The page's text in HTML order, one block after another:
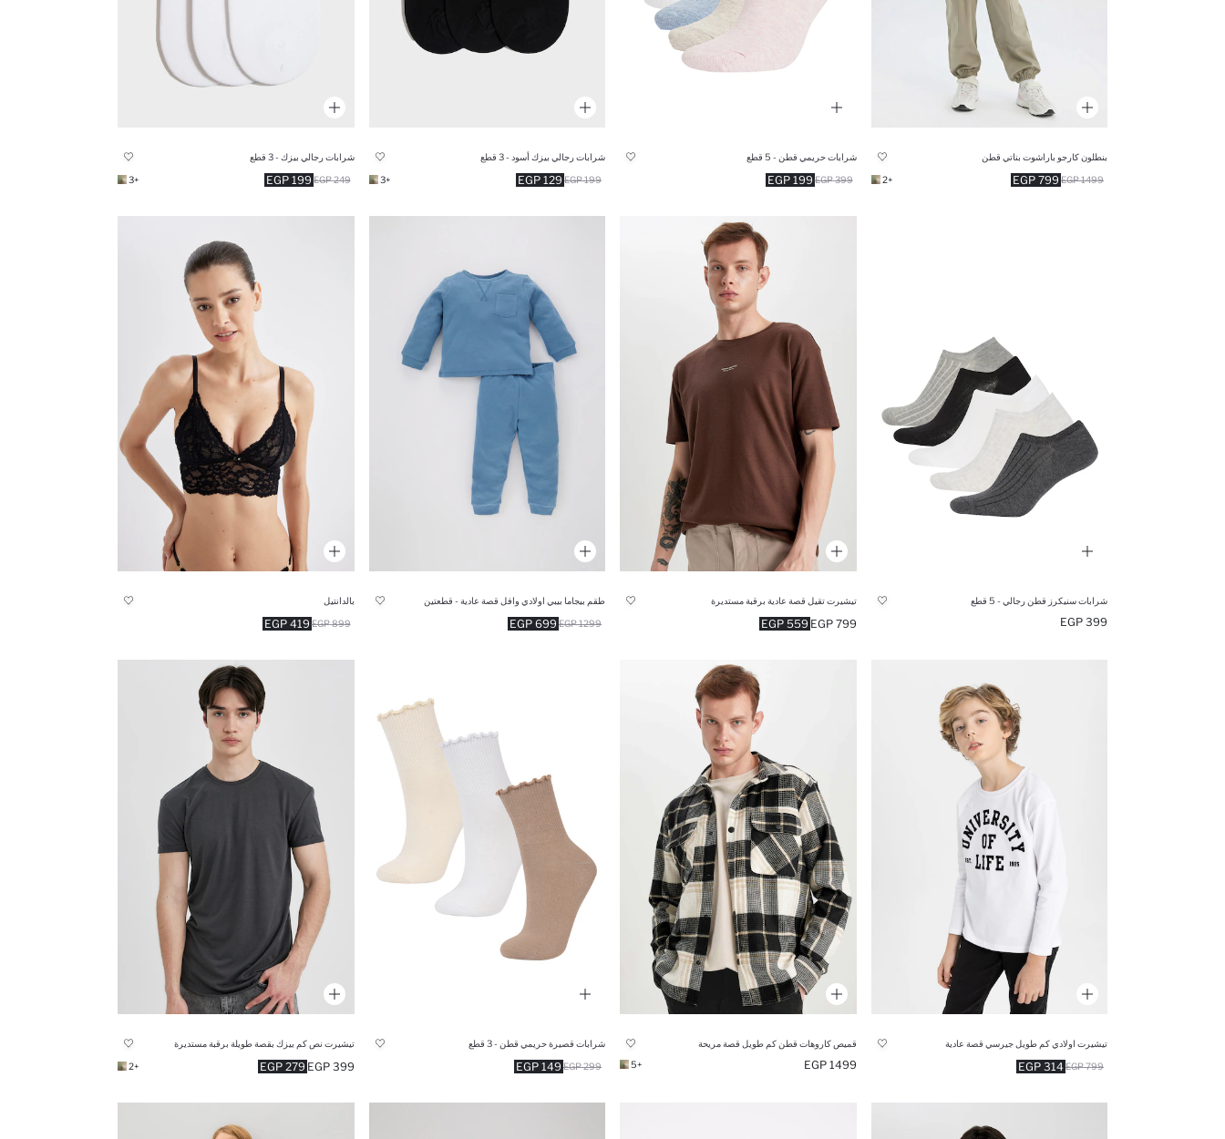
بنطلون كارجو باراشوت بناتي قطن
799 EGP 1499 EGP
+2
شرابات حريمي قطن - 5 قطع
199 EGP 399 EGP
شرابات رجالي بيزك أسود - 3 قطع
129 EGP 199 EGP
+3
شرابات رجالي بيزك - 3 قطع
199 EGP 249 EGP
+3
شرابات سنيكرز قطن رجالي - 5 قطع
399 EGP
تيشيرت تقيل قصة عادية برقبة مستديرة
559 EGP 799 EGP
طقم بيجاما بيبي اولادي وافل قصة عادية - قطعتين
699 EGP 1299 EGP
بالدانتيل
419 EGP 899 EGP
تيشيرت اولادي كم طويل جيرسي قصة عادية
314 EGP 799 EGP
قميص كاروهات قطن كم طويل قصة مريحة
1499 EGP
+5
شرابات قصيرة حريمي قطن - 3 قطع
149 EGP 299 EGP
تيشيرت نص كم بيزك بقصة طويلة برقبة مستديرة
279 EGP 399 EGP
+2